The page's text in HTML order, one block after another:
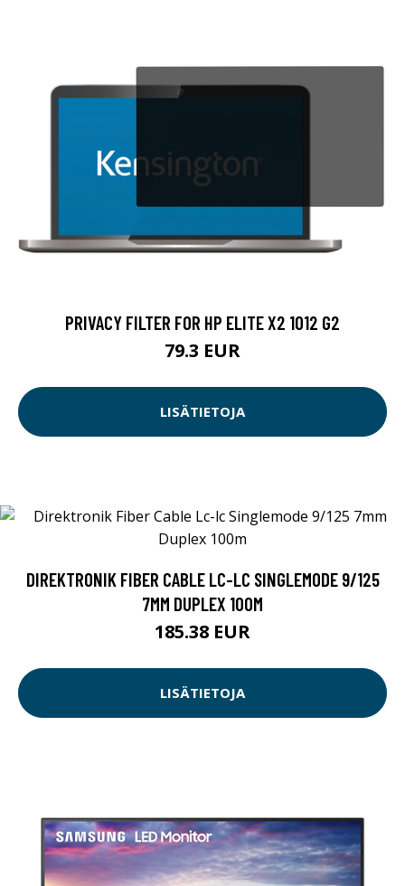
PRIVACY FILTER FOR HP ELITE X2 1012 G2
79.3 EUR
LISÄTIETOJA
DIREKTRONIK FIBER CABLE LC-LC SINGLEMODE 9/125
7MM DUPLEX 100M
185.38 EUR
LISÄTIETOJA